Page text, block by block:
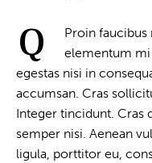
Q
Proin faucibus
elementum mi
egestas nisi in
accumsan. Cras
Integer tincidunt. Cras
semper nisi. Aenean
ligula, porttitor eu,